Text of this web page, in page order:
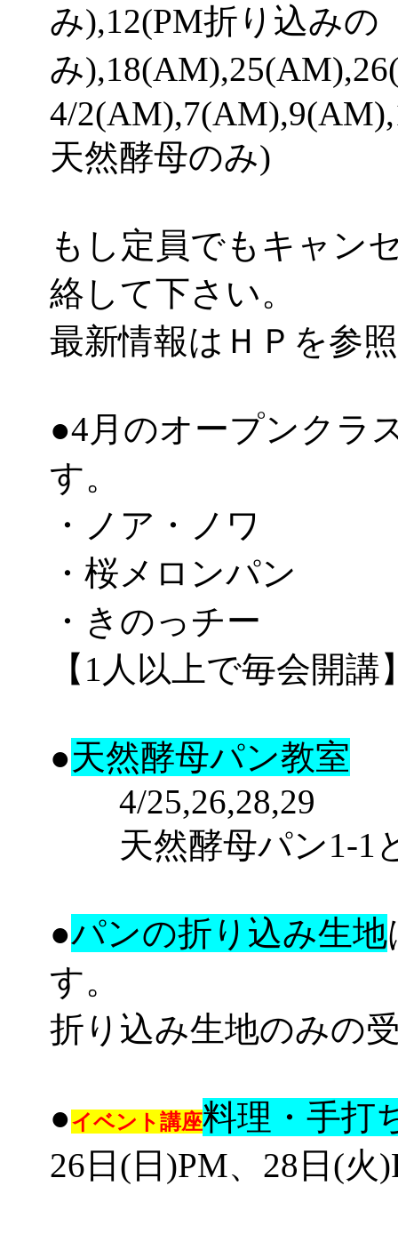
み),12(PM折り込みの
み
4/
天然酵母のみ)
もし定員でもキャン
絡して下さい。
最新情報はＨＰを参
●4月のオープンクラ
す。
・ノア・ノワ
・桜メロンパン
・きのっチー
【1人以上で毎会開講
●天然酵母パン教室
4/25,26,28,29
天然酵母パン1-1と
●パンの折り込み生地
す。
折り込み生地のみの
●イベント講座料理・手打
26日(日)PM、28日(火